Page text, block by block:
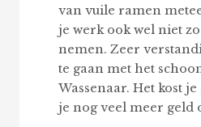
van vuile ramen
je werk ook wel niet
nemen. Zeer
te gaan met het
Wassenaar. Het kost
je nog veel meer geld